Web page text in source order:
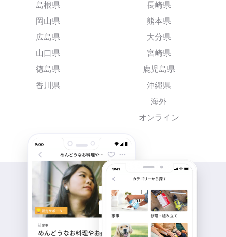
島根県
岡山県
広島県
山口県
徳島県
香川県
長崎県
熊本県
大分県
宮崎県
鹿児島県
沖縄県
海外
オンライン